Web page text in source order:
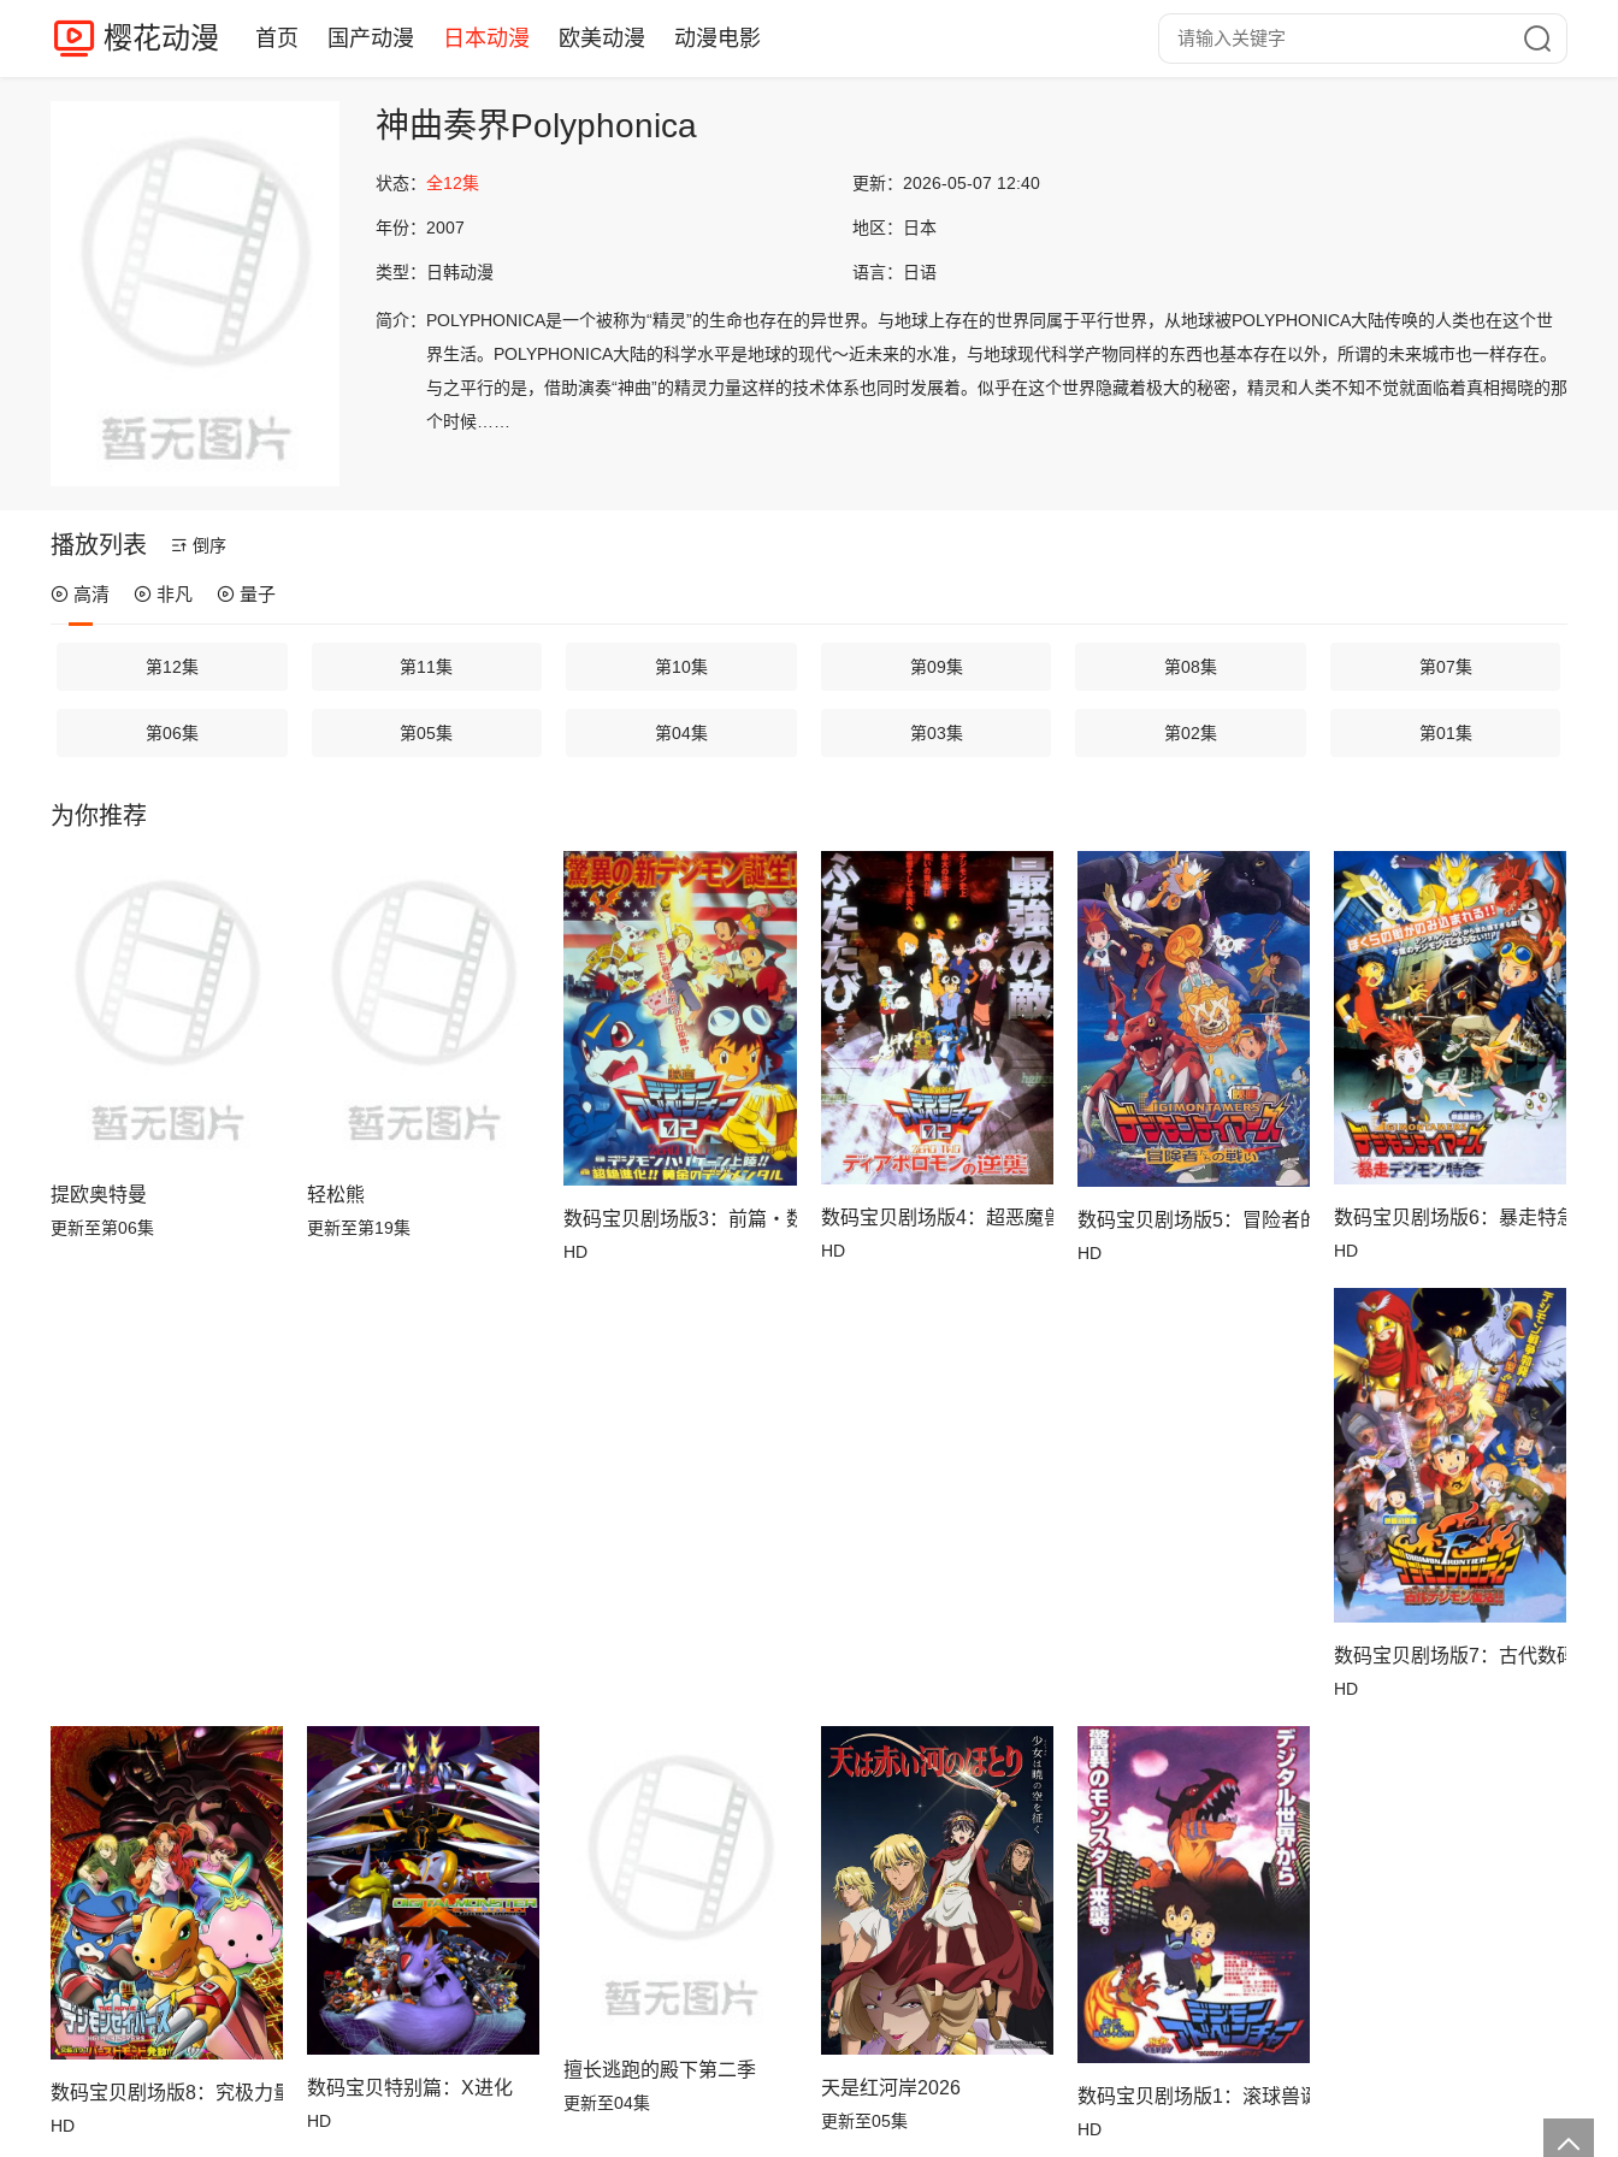
樱花动漫 首页 国产动漫 日本动漫 欧美动漫 动漫电影
神曲奏界Polyphonica
状态： 全12集 更新： 2026-05-07 12:40
年份： 2007 地区： 日本
类型： 日韩动漫 语言： 日语
简介： POLYPHONICA是一个被称为“精灵”的生命也存在的异世界。与地球上存在的世界同属于平行世界，从地球被POLYPHONICA大陆传唤的人类也在这个世
界生活。POLYPHONICA大陆的科学水平是地球的现代～近未来的水准，与地球现代科学产物同样的东西也基本存在以外，所谓的未来城市也一样存在。
与之平行的是，借助演奏“神曲”的精灵力量这样的技术体系也同时发展着。似乎在这个世界隐藏着极大的秘密，精灵和人类不知不觉就面临着真相揭晓的那
个时候……
播放列表 倒序
高清 非凡 量子
第12集 第11集 第10集 第09集 第08集 第07集
第06集 第05集 第04集 第03集 第02集 第01集
为你推荐
提欧奥特曼
更新至第06集
轻松熊
更新至第19集 数码宝贝剧场版3：前篇・数码兽飓风登陆！！后篇・超绝进化！
HD
数码宝贝剧场版4：超恶魔兽的反击
HD
数码宝贝剧场版5：冒险者的战斗
HD
数码宝贝剧场版6：暴走特急
HD
数码宝贝剧场版7：古代数码兽复
HD
数码宝贝剧场版8：究极力量！爆裂模式发动
HD
数码宝贝特别篇：X进化
HD
擅长逃跑的殿下第二季
更新至04集
天是红河岸2026
更新至05集
数码宝贝剧场版1：滚球兽诞生之谜
HD